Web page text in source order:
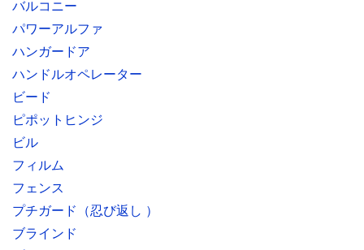
バルコニー
パワーアルファ
ハンガードア
ハンドルオペレーター
ビード
ピポットヒンジ
ビル
フィルム
フェンス
プチガード（忍び返し ）
ブラインド